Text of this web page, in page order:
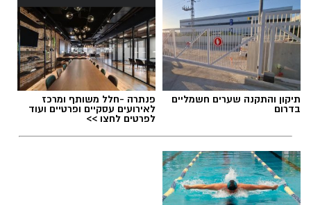
תיקון והתקנה שערים חשמליים
בדרום
פנתרה -חלל משותף ומרכז
לאירועים עסקיים ופרטיים ועוד
לפרטים לחצו >>